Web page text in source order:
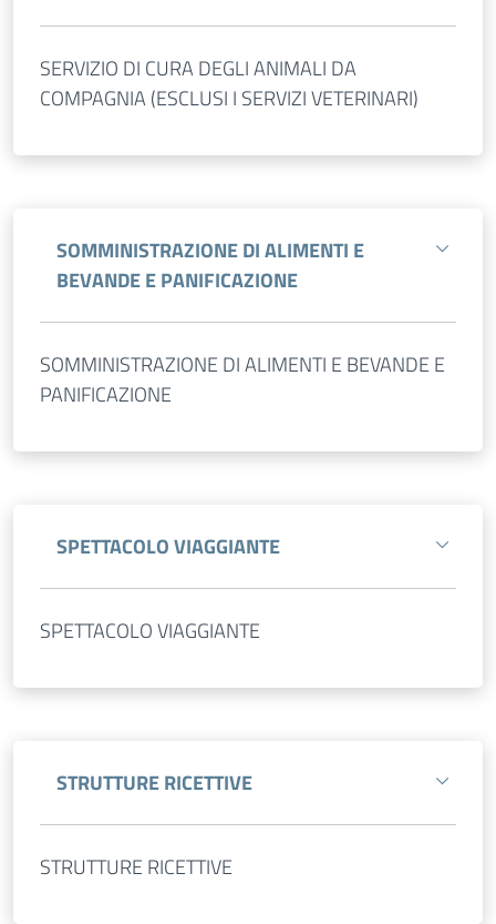
SERVIZIO DI CURA DEGLI ANIMALI DA
COMPAGNIA (ESCLUSI I SERVIZI VETERINARI)
SOMMINISTRAZIONE DI ALIMENTI E
BEVANDE E PANIFICAZIONE
SOMMINISTRAZIONE DI ALIMENTI E BEVANDE E
PANIFICAZIONE
SPETTACOLO VIAGGIANTE
SPETTACOLO VIAGGIANTE
STRUTTURE RICETTIVE
STRUTTURE RICETTIVE